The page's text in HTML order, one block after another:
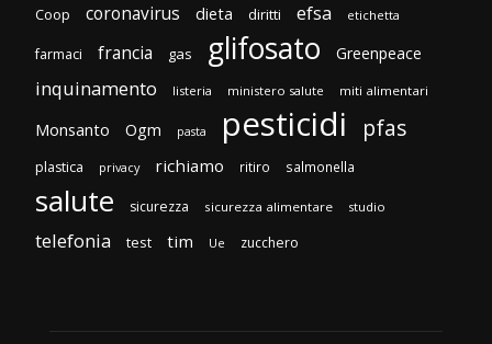
Coop coronavirus dieta diritti efsa etichetta
farmaci francia gas glifosato Greenpeace
inquinamento listeria ministero salute miti alimentari
Monsanto Ogm pasta pesticidi pfas
plastica privacy richiamo ritiro salmonella
salute sicurezza sicurezza alimentare studio
telefonia test tim Ue zucchero